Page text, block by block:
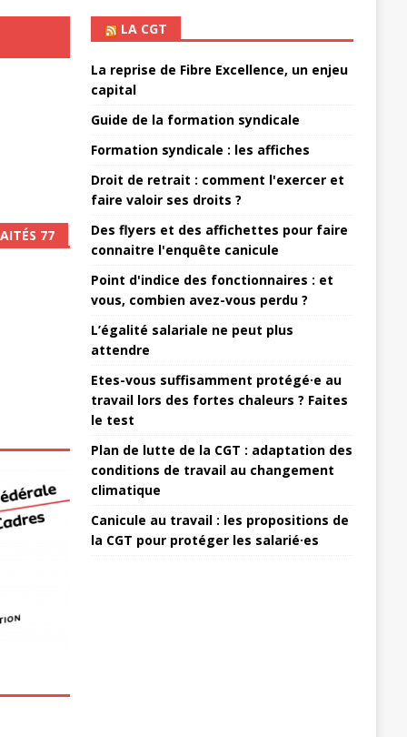
77
LA CGT
La reprise de Fibre Excellence, un enjeu
capital
Guide de la formation syndicale
Formation syndicale : les affiches
Droit de retrait : comment l'exercer et
faire valoir ses droits ?
Des flyers et des affichettes pour faire
connaitre l'enquête canicule
Point d'indice des fonctionnaires : et
vous, combien avez-vous perdu ?
L’égalité salariale ne peut plus
attendre
Etes-vous suffisamment protégé·e au
travail lors des fortes chaleurs ? Faites
le test
Plan de lutte de la CGT : adaptation des
conditions de travail au changement
climatique
Canicule au travail : les propositions de
la CGT pour protéger les salarié·es